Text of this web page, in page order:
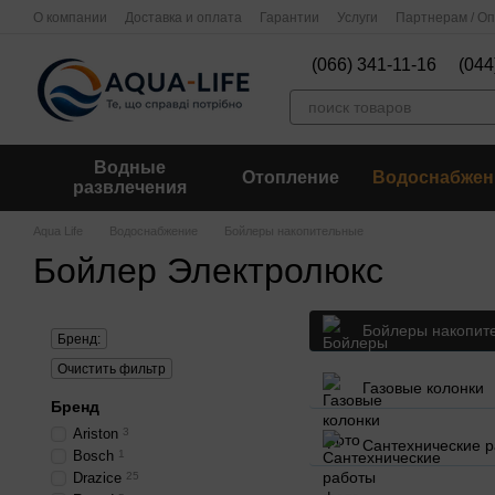
Перейти к основному контенту
О компании Доставка и оплата Гарантии Услуги Партнерам /
(066) 341-11-16
Водные
развлечения
Отопление
Aqua Life Водоснабжение Бойлеры накопительные
Бойлер Электролюкс
Бойлеры
Газовые колонки
Сантехнические
Бренд:
Очистить фильтр
Бренд
Ariston 3
Bosch 1
Drazice 25